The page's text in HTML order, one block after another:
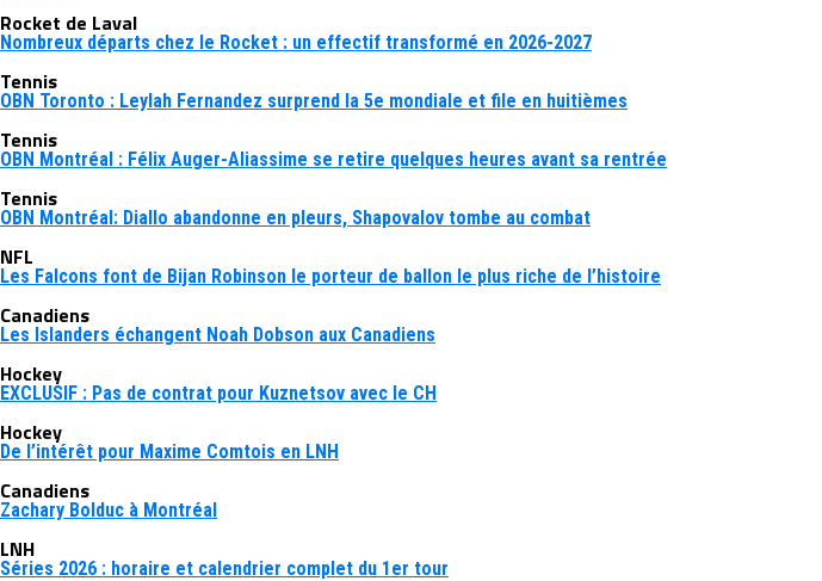
Rocket de Laval
Nombreux départs chez le Rocket : un effectif transformé en 2026-2027
Tennis
OBN Toronto : Leylah Fernandez surprend la 5e mondiale et file en huitièmes
Tennis
OBN Montréal : Félix Auger-Aliassime se retire quelques heures avant sa rentrée
Tennis
OBN Montréal: Diallo abandonne en pleurs, Shapovalov tombe au combat
NFL
Les Falcons font de Bijan Robinson le porteur de ballon le plus riche de l’histoire
Canadiens
Les Islanders échangent Noah Dobson aux Canadiens
Hockey
EXCLUSIF : Pas de contrat pour Kuznetsov avec le CH
Hockey
De l’intérêt pour Maxime Comtois en LNH
Canadiens
Zachary Bolduc à Montréal
LNH
Séries 2026 : horaire et calendrier complet du 1er tour